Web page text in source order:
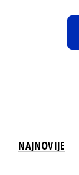
NAJNOVIJE